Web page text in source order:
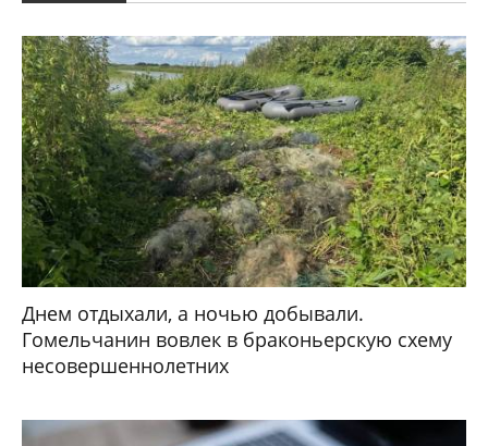
Днем отдыхали, а ночью добывали.
Гомельчанин вовлек в браконьерскую схему
несовершеннолетних